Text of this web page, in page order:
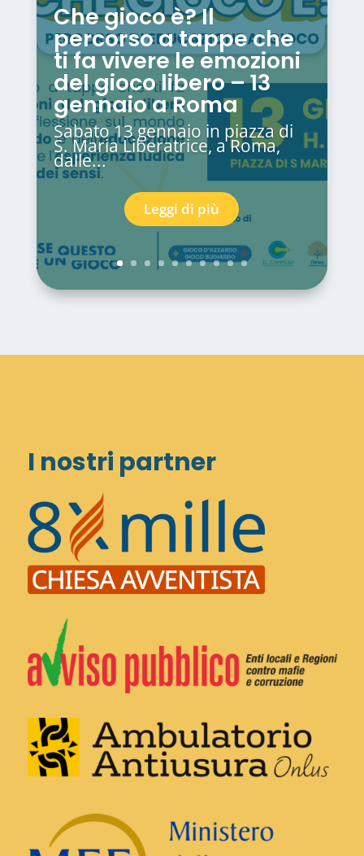
Che gioco è? Il
percorso a tappe che
ti fa vivere le emozioni
del gioco libero – 13
gennaio a Roma
Sabato 13 gennaio in piazza di
S. Maria Liberatrice, a Roma,
dalle...
Leggi di più
I nostri partner